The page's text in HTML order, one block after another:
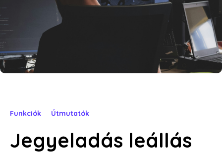
Funkciók Útmutatók
Jegyeladás leállás